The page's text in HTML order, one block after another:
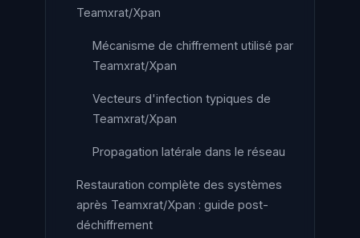
Teamxrat/Xpan
Mécanisme de chiffrement utilisé par
Teamxrat/Xpan
Vecteurs d'infection typiques de
Teamxrat/Xpan
Propagation latérale dans le réseau
Restauration complète des systèmes
après Teamxrat/Xpan : guide post-
déchiffrement